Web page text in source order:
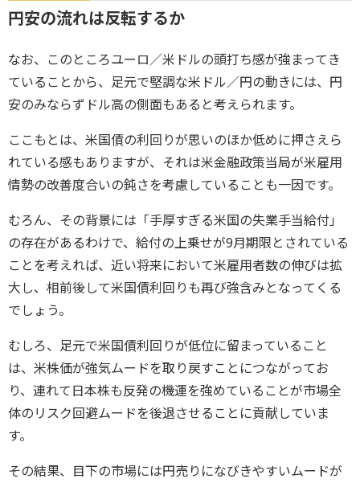
円安の流れは反転するか
なお、このところユーロ／米ドルの頭打ち感が強まってき
ていることから、足元で堅調な米ドル／円の動きには、円
安のみならずドル高の側面もあると考えられます。
ここもとは、米国債の利回りが思いのほか低めに押さえら
れている感もありますが、それは米金融政策当局が米雇用
情勢の改善度合いの鈍さを考慮していることも一因です。
むろん、その背景には「手厚すぎる米国の失業手当給付」
の存在があるわけで、給付の上乗せが9月期限とされている
ことを考えれば、近い将来において米雇用者数の伸びは拡
大し、相前後して米国債利回りも再び強含みとなってくる
でしょう。
むしろ、足元で米国債利回りが低位に留まっていること
は、米株価が強気ムードを取り戻すことにつながってお
り、連れて日本株も反発の機運を強めていることが市場全
体のリスク回避ムードを後退させることに貢献していま
す。
その結果、目下の市場には円売りになびきやすいムードが